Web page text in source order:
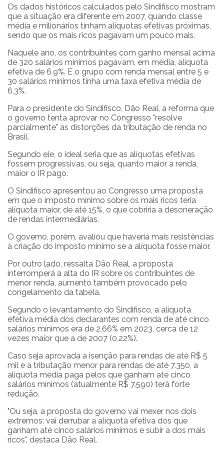
Os dados históricos calculados pelo Sindifisco mostram
que a situação era diferente em 2007, quando classe
média e milionários tinham alíquotas efetivas próximas,
sendo que os mais ricos pagavam um pouco mais.
Naquele ano, os contribuintes com ganho mensal acima
de 320 salários mínimos pagavam, em média, alíquota
efetiva de 6,9%. E o grupo com renda mensal entre 5 e
30 salários mínimos tinha uma taxa efetiva média de
6,3%.
Para o presidente do Sindifisco, Dão Real, a reforma que
o governo tenta aprovar no Congresso "resolve
parcialmente" as distorções da tributação de renda no
Brasil.
Segundo ele, o ideal seria que as alíquotas efetivas
fossem progressivas, ou seja, quanto maior a renda,
maior o IR pago.
O Sindifisco apresentou ao Congresso uma proposta
em que o imposto mínimo sobre os mais ricos teria
alíquota maior, de até 15%, o que cobriria a desoneração
de rendas intermediárias.
O governo, porém, avaliou que haveria mais resistências
à criação do imposto mínimo se a alíquota fosse maior.
Por outro lado, ressalta Dão Real, a proposta
interromperá a alta do IR sobre os contribuintes de
menor renda, aumento também provocado pelo
congelamento da tabela.
Segundo o levantamento do Sindifisco, a alíquota
efetiva média dos declarantes com renda de até cinco
salários mínimos era de 2,66% em 2023, cerca de 12
vezes maior que a de 2007 (0,22%).
Caso seja aprovada a isenção para rendas de até R$ 5
mil e a tributação menor para rendas de até 7.350, a
alíquota média paga pelos que ganham até cinco
salários mínimos (atualmente R$ 7.590) terá forte
redução.
"Ou seja, a proposta do governo vai mexer nos dois
extremos: vai derrubar a alíquota efetiva dos que
ganham até cinco salários mínimos e subir a dos mais
ricos", destaca Dão Real.